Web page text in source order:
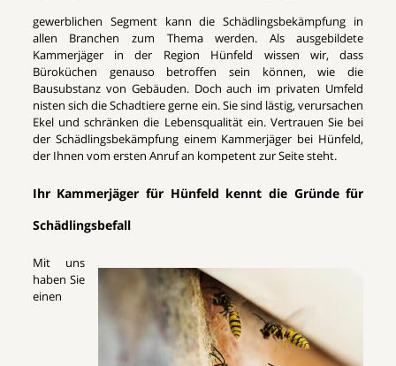
gewerblichen Segment kann die Schädlingsbekämpfung in
allen Branchen zum Thema werden. Als ausgebildete
Kammerjäger in der Region Hünfeld wissen wir, dass
Büroküchen genauso betroffen sein können, wie die
Bausubstanz von Gebäuden. Doch auch im privaten Umfeld
nisten sich die Schadtiere gerne ein. Sie sind lästig, verursachen
Ekel und schränken die Lebensqualität ein. Vertrauen Sie bei
der Schädlingsbekämpfung einem Kammerjäger bei Hünfeld,
der Ihnen vom ersten Anruf an kompetent zur Seite steht.
Ihr Kammerjäger für Hünfeld kennt die Gründe für
Schädlingsbefall
Mit uns
haben Sie
einen